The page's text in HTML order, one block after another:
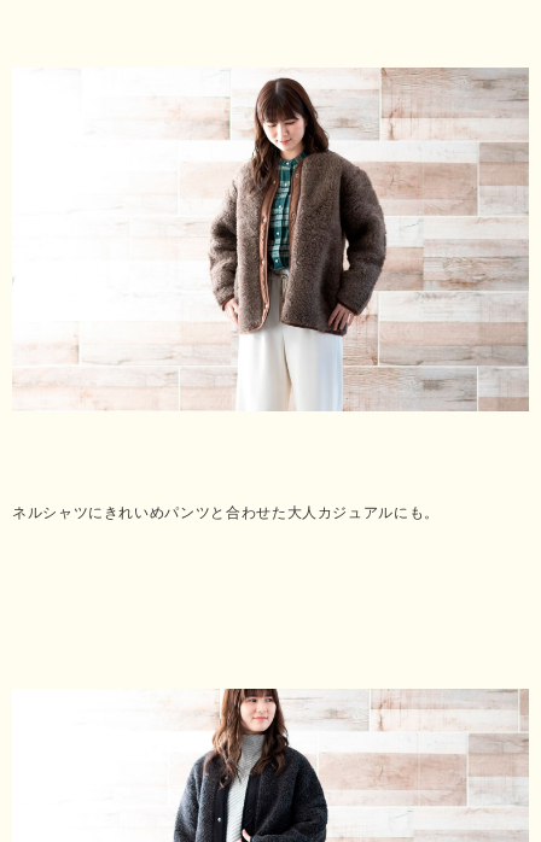
ネルシャツにきれいめパンツと合わせた大人カジュアルにも。